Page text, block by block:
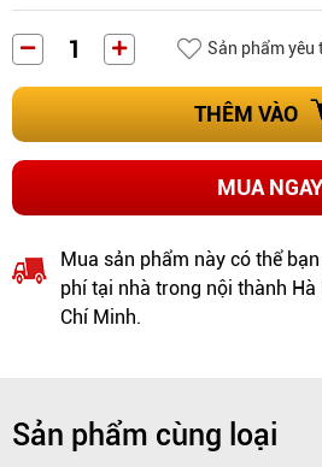
Sản phẩm yêu
THÊM VÀO
MUA NGAY
Mua sản phẩm này có thể
phí tại nhà trong nội thành Hà
Chí Minh.
Sản phẩm cùng loại